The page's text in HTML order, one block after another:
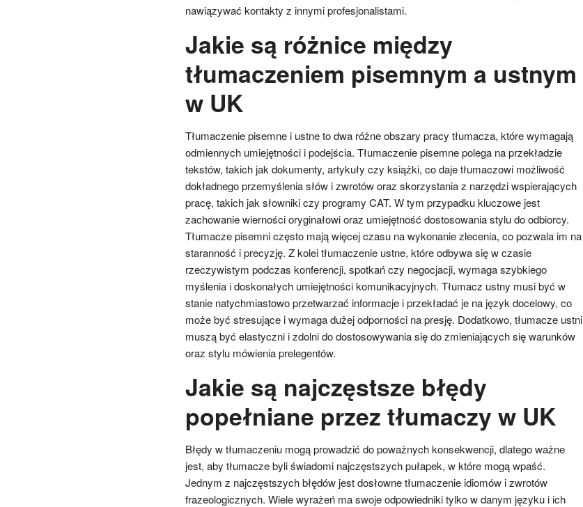
nawiązywać kontakty z innymi profesjonalistami.
Jakie są różnice między
tłumaczeniem pisemnym a ustnym
w UK
Tłumaczenie pisemne i ustne to dwa różne obszary pracy tłumacza, które wymagają
odmiennych umiejętności i podejścia. Tłumaczenie pisemne polega na przekładzie
tekstów, takich jak dokumenty, artykuły czy książki, co daje tłumaczowi możliwość
dokładnego przemyślenia słów i zwrotów oraz skorzystania z narzędzi wspierających
pracę, takich jak słowniki czy programy CAT. W tym przypadku kluczowe jest
zachowanie wierności oryginałowi oraz umiejętność dostosowania stylu do odbiorcy.
Tłumacze pisemni często mają więcej czasu na wykonanie zlecenia, co pozwala im na
staranność i precyzję. Z kolei tłumaczenie ustne, które odbywa się w czasie
rzeczywistym podczas konferencji, spotkań czy negocjacji, wymaga szybkiego
myślenia i doskonałych umiejętności komunikacyjnych. Tłumacz ustny musi być w
stanie natychmiastowo przetwarzać informacje i przekładać je na język docelowy, co
może być stresujące i wymaga dużej odporności na presję. Dodatkowo, tłumacze ustni
muszą być elastyczni i zdolni do dostosowywania się do zmieniających się warunków
oraz stylu mówienia prelegentów.
Jakie są najczęstsze błędy
popełniane przez tłumaczy w UK
Błędy w tłumaczeniu mogą prowadzić do poważnych konsekwencji, dlatego ważne
jest, aby tłumacze byli świadomi najczęstszych pułapek, w które mogą wpaść.
Jednym z najczęstszych błędów jest dosłowne tłumaczenie idiomów i zwrotów
frazeologicznych. Wiele wyrażeń ma swoje odpowiedniki tylko w danym języku i ich